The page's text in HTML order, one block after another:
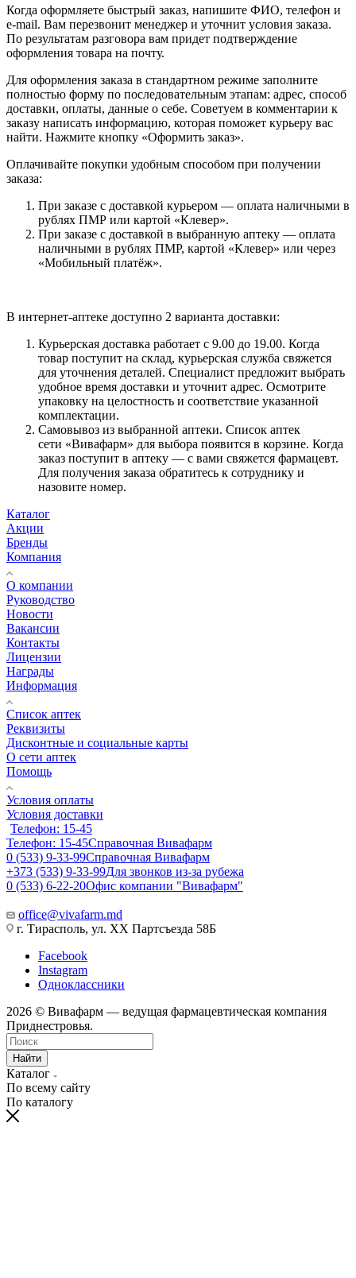
Когда оформляете быстрый заказ, напишите ФИО, телефон и
e-mail. Вам перезвонит менеджер и уточнит условия заказа.
По результатам разговора вам придет подтверждение
оформления товара на почту.
Для оформления заказа в стандартном режиме заполните
полностью форму по последовательным этапам: адрес, способ
доставки, оплаты, данные о себе. Советуем в комментарии к
заказу написать информацию, которая поможет курьеру вас
найти. Нажмите кнопку «Оформить заказ».
Оплачивайте покупки удобным способом при получении
заказа:
При заказе с доставкой курьером — оплата наличными в
рублях ПМР или картой «Клевер».
При заказе с доставкой в выбранную аптеку — оплата
наличными в рублях ПМР, картой «Клевер» или через
«Мобильный платёж».
В интернет-аптеке доступно 2 варианта доставки:
Курьерская доставка работает с 9.00 до 19.00. Когда
товар поступит на склад, курьерская служба свяжется
для уточнения деталей. Специалист предложит выбрать
удобное время доставки и уточнит адрес. Осмотрите
упаковку на целостность и соответствие указанной
комплектации.
Самовывоз из выбранной аптеки. Список аптек
сети «Вивафарм» для выбора появится в корзине. Когда
заказ поступит в аптеку — с вами свяжется фармацевт.
Для получения заказа обратитесь к сотруднику и
назовите номер.
Каталог
Акции
Бренды
Компания
О компании
Руководство
Новости
Вакансии
Контакты
Лицензии
Награды
Информация
Список аптек
Реквизиты
Дисконтные и социальные карты
О сети аптек
Помощь
Условия оплаты
Условия доставки
Телефон: 15-45
Телефон: 15-45Справочная Вивафарм
0 (533) 9-33-99Справочная Вивафарм
+373 (533) 9-33-99Для звонков из-за рубежа
0 (533) 6-22-20Офис компании "Вивафарм"
office@vivafarm.md
г. Тирасполь, ул. ХХ Партсъезда 58Б
Facebook
Instagram
Одноклассники
2026 © Вивафарм — ведущая фармацевтическая компания
Приднестровья.
Найти
Каталог
По всему сайту
По каталогу